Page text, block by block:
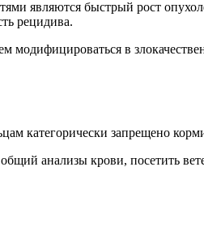
являются быстрый рост
рецидива.
модифицироваться в
категорически запрещено
анализы крови, посетить